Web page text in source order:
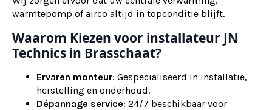
warmtepomp of airco altijd in topconditie blijft.
Waarom Kiezen voor installateur JN
Technics in Brasschaat?
Ervaren monteur: Gespecialiseerd in installatie,
herstelling en onderhoud.
Dépannage service: 24/7 beschikbaar voor